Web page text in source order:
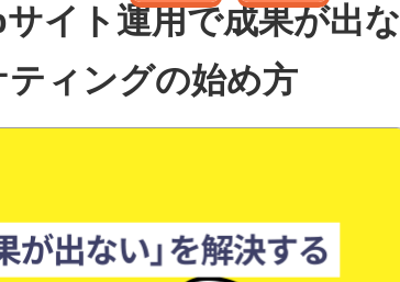
サイト運用で成果が出な
ィングの始め方